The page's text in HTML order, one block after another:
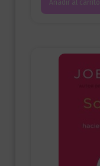
Añadir al carrito